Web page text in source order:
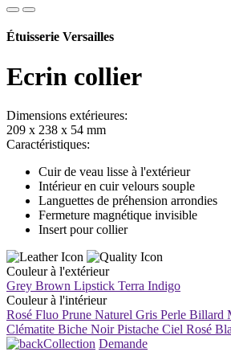
Étuisserie Versailles
Ecrin collier
Dimensions extérieures:
209 x 238 x 54 mm
Caractéristiques:
Cuir de veau lisse à l'extérieur
Intérieur en cuir velours souple
Languettes de préhension arrondies
Fermeture magnétique invisible
Insert pour collier
Couleur à l'extérieur
Grey Brown Lipstick Terra Indigo
Couleur à l'intérieur
Rosé Fluo Prune Naturel Gris Perle Billard
Clématite Biche Noir Pistache Ciel Rosé
Collection Demande